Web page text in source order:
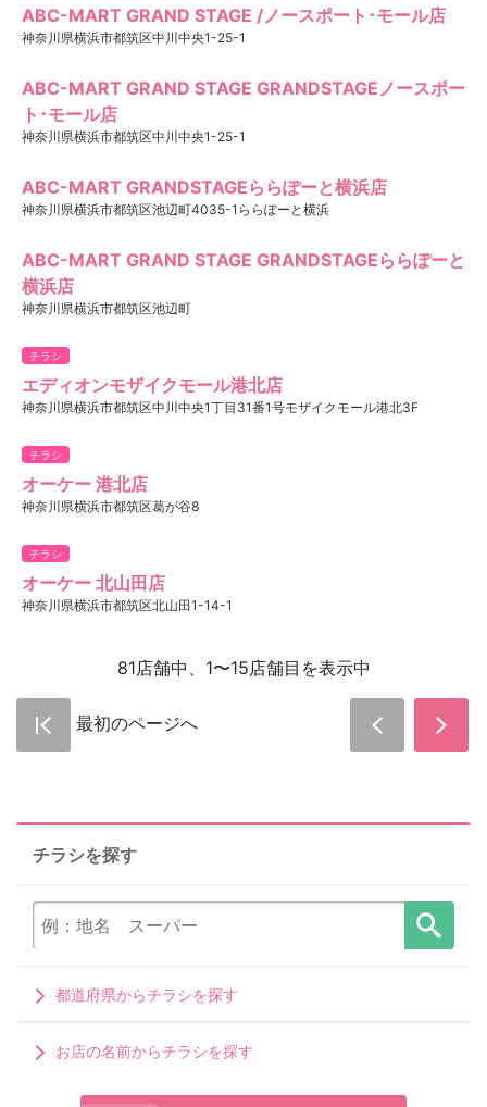
ABC-MART GRAND STAGE /ノースポート･モール店
神奈川県横浜市都筑区中川中央1-25-1
ABC-MART GRAND STAGE GRANDSTAGEノースポー
ト･モール店
神奈川県横浜市都筑区中川中央1-25-1
ABC-MART GRANDSTAGEららぽーと横浜店
神奈川県横浜市都筑区池辺町4035-1ららぽーと横浜
ABC-MART GRAND STAGE GRANDSTAGEららぽーと
横浜店
神奈川県横浜市都筑区池辺町
チラシ
エディオンモザイクモール港北店
神奈川県横浜市都筑区中川中央1丁目31番1号モザイクモール港北3F
チラシ
オーケー 港北店
神奈川県横浜市都筑区葛が谷8
チラシ
オーケー 北山田店
神奈川県横浜市都筑区北山田1-14-1
81店舗中、1〜15店舗目を表示中
最初のページへ
チラシを探す
都道府県からチラシを探す
お店の名前からチラシを探す